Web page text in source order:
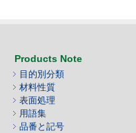
Products Note
目的別分類
材料性質
表面処理
用語集
品番と記号